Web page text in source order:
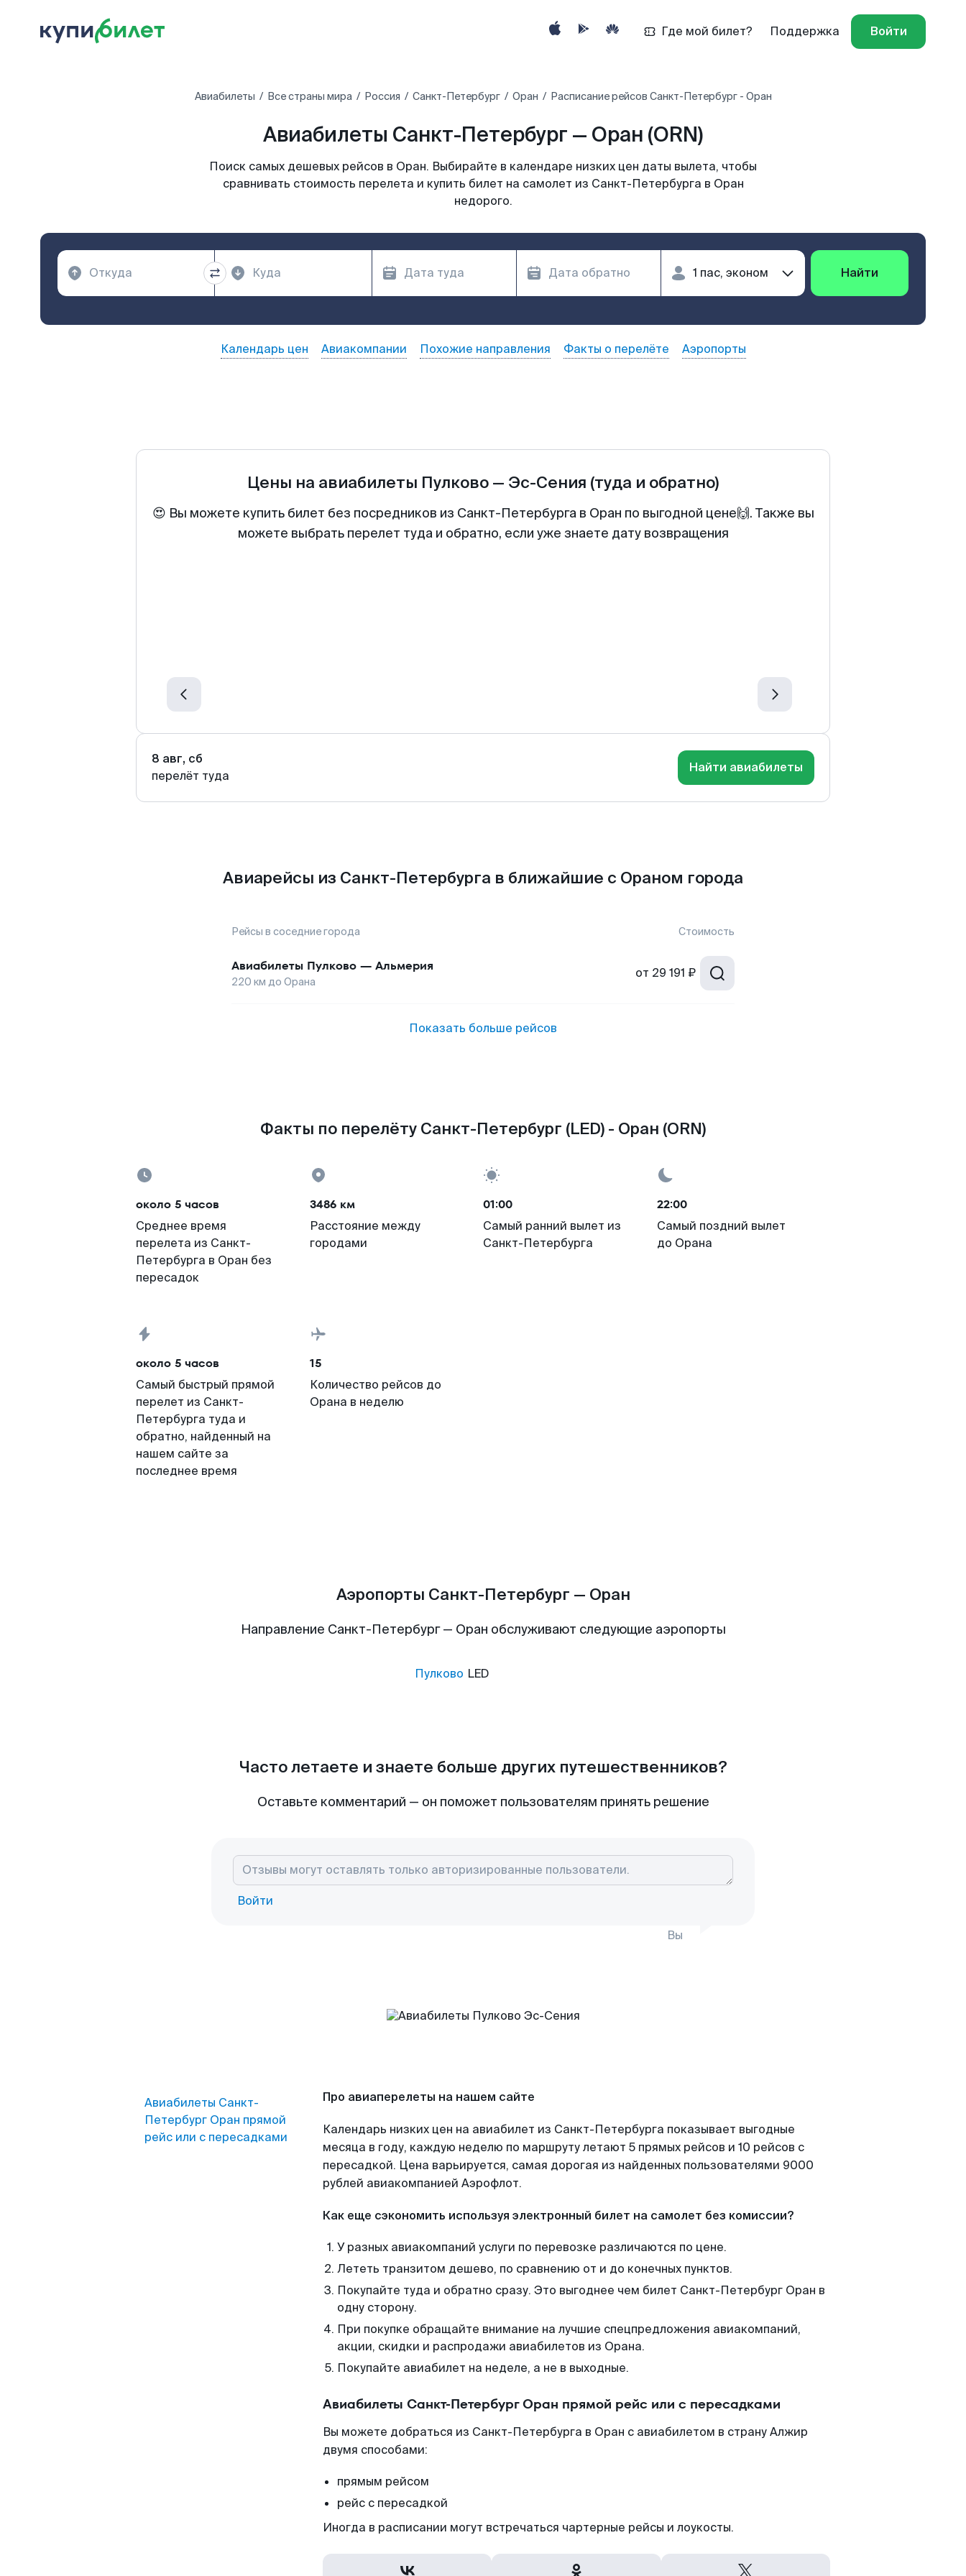
Где мой билет? Поддержка Войти
Авиабилеты Все страны мира Россия Санкт-Петербург Оран Расписание рейсов Санкт-Петербург - Оран
Авиабилеты Санкт-Петербург — Оран (ORN)
Поиск самых дешевых рейсов в Оран. Выбирайте в календаре низких цен даты вылета, чтобы
сравнивать стоимость перелета и купить билет на самолет из Санкт-Петербурга в Оран
недорого.
Найти
Календарь цен Авиакомпании Похожие направления Факты о перелёте Аэропорты
Цены на авиабилеты Пулково — Эс-Сения (туда и обратно)
😍 Вы можете купить билет без посредников из Санкт-Петербурга в Оран по выгодной цене🙌. Также вы
можете выбрать перелет туда и обратно, если уже знаете дату возвращения
8 авг, сб
перелёт туда
Найти авиабилеты
Авиарейсы из Санкт-Петербурга в ближайшие с Ораном города
Рейсы в соседние города Стоимость
Авиабилеты Пулково — Альмерия
220 км до Орана
от 29 191 ₽
Показать больше рейсов
Факты по перелёту Санкт-Петербург (LED) - Оран (ORN)
около 5 часов
Среднее время
перелета из Санкт-
Петербурга в Оран без
пересадок
3486 км
Расстояние между
городами
01:00
Самый ранний вылет из
Санкт-Петербурга
22:00
Самый поздний вылет
до Орана
около 5 часов
Самый быстрый прямой
перелет из Санкт-
Петербурга туда и
обратно, найденный на
нашем сайте за
последнее время
15
Количество рейсов до
Орана в неделю
Аэропорты Санкт-Петербург — Оран
Направление Санкт-Петербург — Оран обслуживают следующие аэропорты
Пулково LED
Часто летаете и знаете больше других путешественников?
Оставьте комментарий — он поможет пользователям принять решение
Войти
Вы
Авиабилеты Санкт-
Петербург Оран прямой
рейс или с пересадками
Про авиаперелеты на нашем сайте
Календарь низких цен на авиабилет из Санкт-Петербурга показывает выгодные
месяца в году, каждую неделю по маршруту летают 5 прямых рейсов и 10 рейсов с
пересадкой. Цена варьируется, самая дорогая из найденных пользователями 9000
рублей авиакомпанией Аэрофлот.
Как еще сэкономить используя электронный билет на самолет без комиссии?
У разных авиакомпаний услуги по перевозке различаются по цене.
Лететь транзитом дешево, по сравнению от и до конечных пунктов.
Покупайте туда и обратно сразу. Это выгоднее чем билет Санкт-Петербург Оран в
одну сторону.
При покупке обращайте внимание на лучшие спецпредложения авиакомпаний,
акции, скидки и распродажи авиабилетов из Орана.
Покупайте авиабилет на неделе, а не в выходные.
Авиабилеты Санкт-Петербург Оран прямой рейс или с пересадками
Вы можете добраться из Санкт-Петербурга в Оран с авиабилетом в страну Алжир
двумя способами:
прямым рейсом
рейс с пересадкой
Иногда в расписании могут встречаться чартерные рейсы и лоукосты.